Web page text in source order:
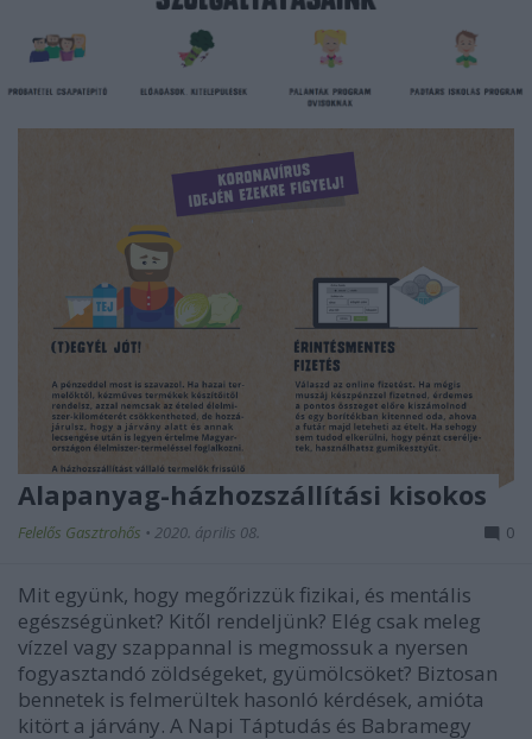
Alapanyag-házhozszállítási kisokos
Felelős Gasztrohős • 2020. április 08. 0
Mit együnk, hogy megőrizzük fizikai, és mentális
egészségünket? Kitől rendeljünk? Elég csak meleg
vízzel vagy szappannal is megmossuk a nyersen
fogyasztandó zöldségeket, gyümölcsöket? Biztosan
bennetek is felmerültek hasonló kérdések, amióta
kitört a járvány. A Napi Táptudás és Babramegy